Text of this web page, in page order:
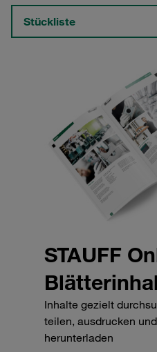
Stückliste
STAUFF
Inhalte gezielt
teilen, ausdrucken
herunterladen